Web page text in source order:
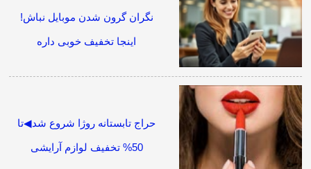
نگران گرون شدن موبایل نباش!
اینجا تخفیف خوبی داره
حراج تابستانه روژا شروع شد◀تا
50% تخفیف لوازم آرایشی